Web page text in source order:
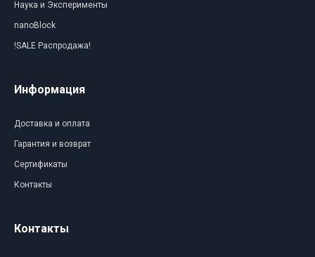
Наука и Эксперименты
nanoBlock
!SALE Распродажа!
Информация
Доставка и оплата
Гарантия и возврат
Сертификаты
Контакты
Контакты